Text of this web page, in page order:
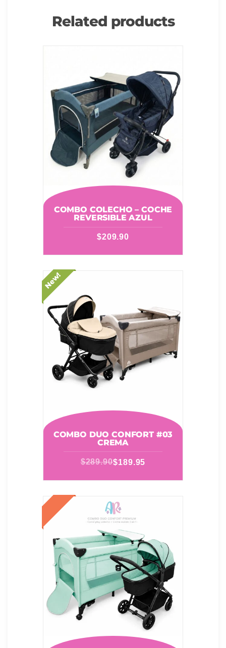
Related products
COMBO COLECHO – COCHE
REVERSIBLE AZUL
$209.90
New!
COMBO DUO CONFORT #03
CREMA
$289.90$189.95